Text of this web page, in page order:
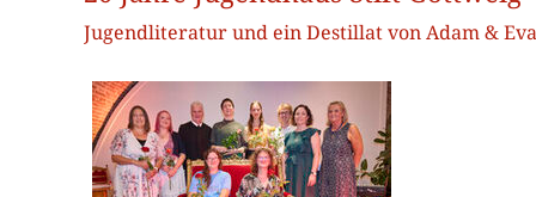
Jugendliteratur und ein Destillat von Adam & Eva